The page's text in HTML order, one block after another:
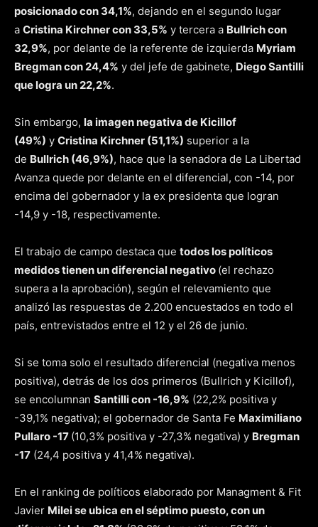
posicionado con 34,1%, dejando en el segundo lugar
a Cristina Kirchner con 33,5% y tercera a Bullrich con
32,9%, por delante de la referente de izquierda Myriam
Bregman con 24,4% y del jefe de gabinete, Diego Santilli
que logra un 22,2%.
Sin embargo, la imagen negativa de Kicillof
(49%) y Cristina Kirchner (51,1%) superior a la
de Bullrich (46,9%), hace que la senadora de La Libertad
Avanza quede por delante en el diferencial, con -14, por
encima del gobernador y la ex presidenta que logran
-14,9 y -18, respectivamente.
El trabajo de campo destaca que todos los políticos
medidos tienen un diferencial negativo (el rechazo
supera a la aprobación), según el relevamiento que
analizó las respuestas de 2.200 encuestados en todo el
país, entrevistados entre el 12 y el 26 de junio.
Si se toma solo el resultado diferencial (negativa menos
positiva), detrás de los dos primeros (Bullrich y Kicillof),
se encolumnan Santilli con -16,9% (22,2% positiva y
-39,1% negativa); el gobernador de Santa Fe Maximiliano
Pullaro -17 (10,3% positiva y -27,3% negativa) y Bregman
-17 (24,4 positiva y 41,4% negativa).
En el ranking de políticos elaborado por Managment & Fit
Javier Milei se ubica en el séptimo puesto, con un